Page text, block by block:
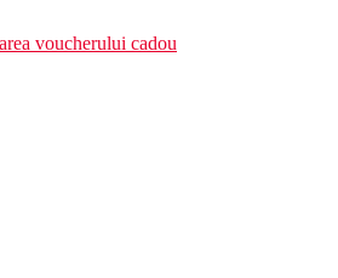
voucherului cadou